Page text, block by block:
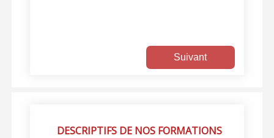
Suivant
DESCRIPTIFS DE NOS FORMATIONS